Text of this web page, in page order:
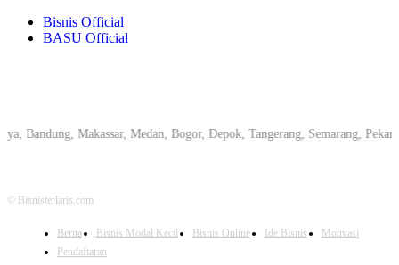
Bisnis Official
BASU Official
Makassar, Medan, Bogor, Depok, Tangerang, Semarang, Pekanbaru,
© Bisnisterlaris.com
Berita Bisnis Modal Kecil Bisnis Online Ide Bisnis
Motivasi
Pendaftaran